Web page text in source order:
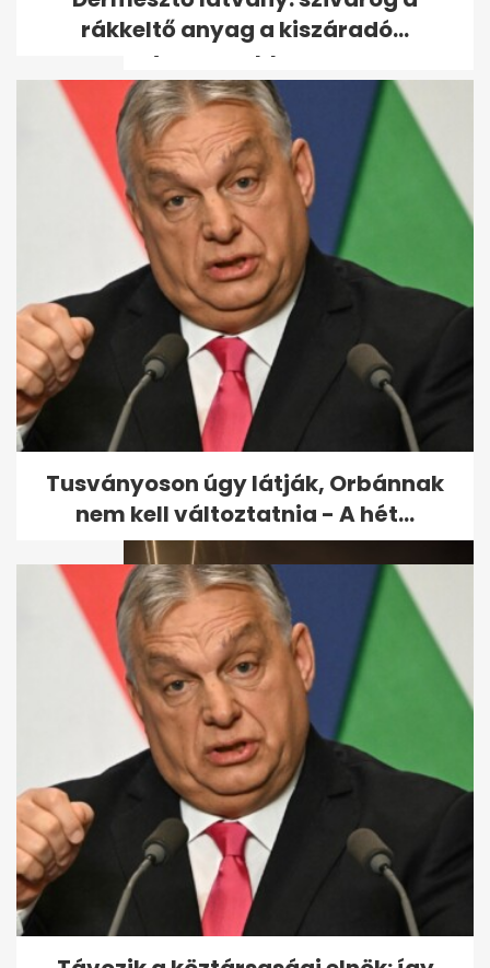
munkából a nők a
Thyssenkruppnál a...
Hetedikes kislányt zaklatott az
iskolaőr
Hamász-vezető: A harc
behatolt a cionista entitás
szívébe - A...
rákkeltő anyag a kiszáradó...
Tusványoson úgy látják, Orbánnak
nem kell változtatnia - A hét...